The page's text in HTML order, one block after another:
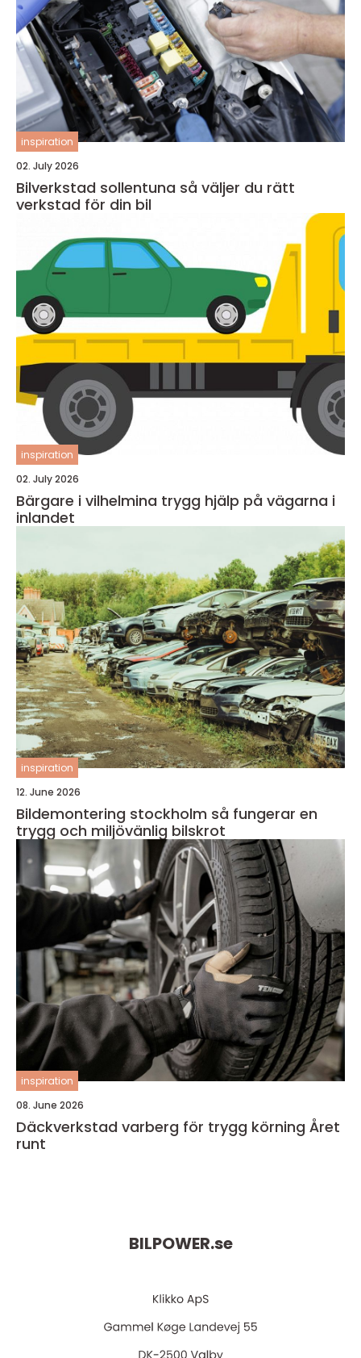
inspiration
02. July 2026
Bilverkstad sollentuna så väljer du rätt
verkstad för din bil
inspiration
02. July 2026
Bärgare i vilhelmina trygg hjälp på vägarna i
inlandet
inspiration
12. June 2026
Bildemontering stockholm så fungerar en
trygg och miljövänlig bilskrot
inspiration
08. June 2026
Däckverkstad varberg för trygg körning Året
runt
BILPOWER.se